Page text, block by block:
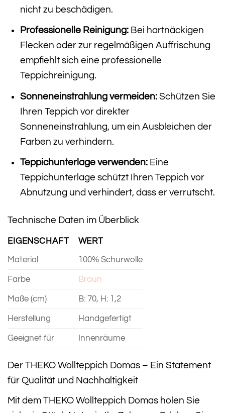
nicht zu beschädigen.
Professionelle Reinigung:Bei hartnäckigen
Flecken oder zur regelmäßigen Auffrischung
empfiehlt sich eine professionelle
Teppichreinigung.
Sonneneinstrahlung vermeiden:Schützen Sie
Ihren Teppich vor direkter
Sonneneinstrahlung, um ein Ausbleichen der
Farben zu verhindern.
Teppichunterlage verwenden:Eine
Teppichunterlage schützt Ihren Teppich vor
Abnutzung und verhindert, dass er verrutscht.
Technische Daten im Überblick
EIGENSCHAFT WERT
Material 100% Schurwolle
Farbe Braun
Maße (cm) B: 70, H: 1,2
Herstellung Handgefertigt
Geeignet für Innenräume
Der THEKO Wollteppich Domas – Ein Statement
für Qualität und Nachhaltigkeit
Mit dem THEKO Wollteppich Domas holen Sie